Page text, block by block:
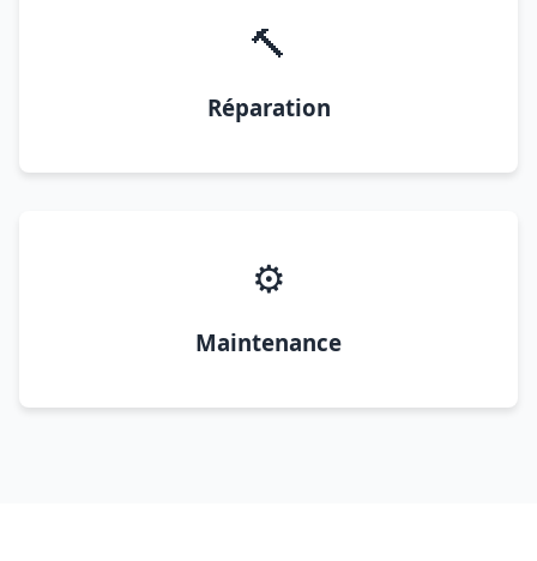
🔨
Réparation
⚙️
Maintenance